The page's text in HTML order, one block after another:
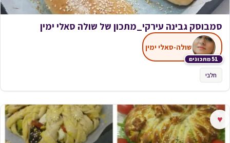
סמבוסק גבינה עירקי_מתכון של שולה סאלי ימין
51 מתכונים
שולה-סאלי ימין
חלבי
♥